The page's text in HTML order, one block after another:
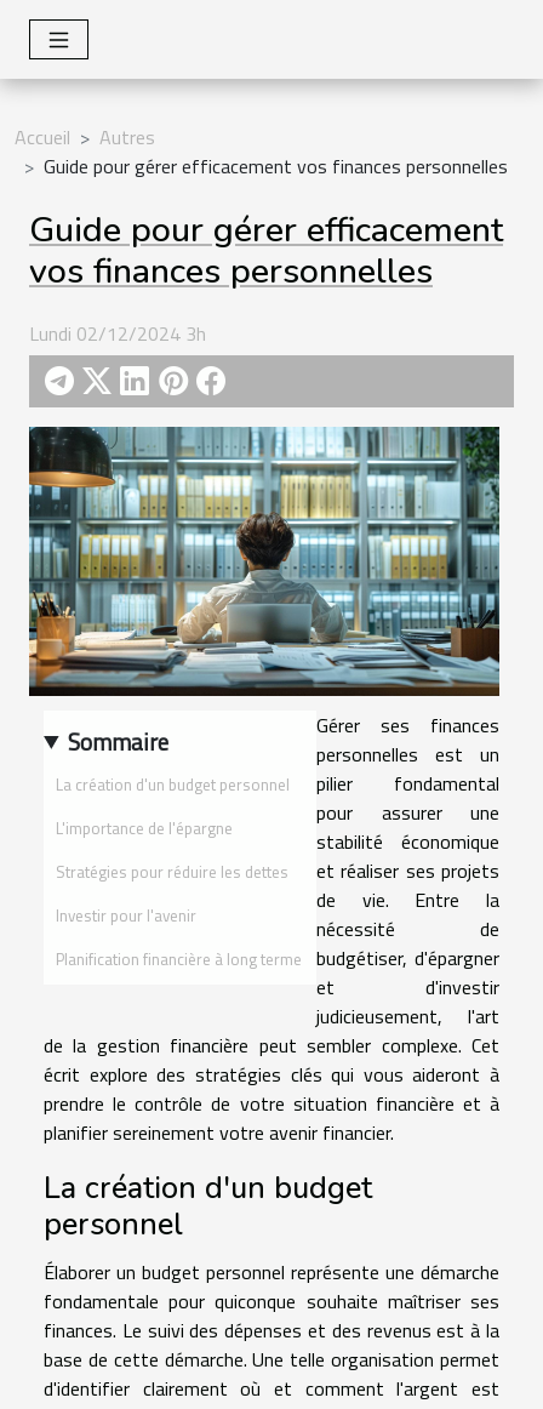
Accueil
Autres
Guide pour gérer efficacement vos finances personnelles
Guide pour gérer efficacement
vos finances personnelles
Lundi 02/12/2024 3h
Sommaire
La création d'un budget personnel
L'importance de l'épargne
Stratégies pour réduire les dettes
Investir pour l'avenir
Planification financière à long terme
Gérer ses finances
personnelles est un
pilier fondamental
pour assurer une
stabilité économique
et réaliser ses projets
de vie. Entre la
nécessité de
budgétiser, d'épargner
et d'investir
judicieusement, l'art
de la gestion financière peut sembler complexe. Cet
écrit explore des stratégies clés qui vous aideront à
prendre le contrôle de votre situation financière et à
planifier sereinement votre avenir financier.
La création d'un budget
personnel
Élaborer un budget personnel représente une démarche
fondamentale pour quiconque souhaite maîtriser ses
finances. Le suivi des dépenses et des revenus est à la
base de cette démarche. Une telle organisation permet
d'identifier clairement où et comment l'argent est